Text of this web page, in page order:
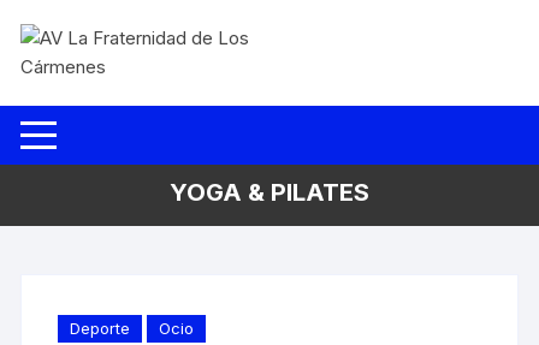
contenido
YOGA & PILATES
Deporte Ocio